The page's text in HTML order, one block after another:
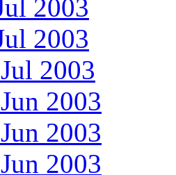
2003
2003
2003
2003
2003
2003